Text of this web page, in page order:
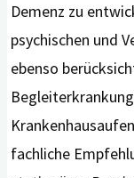
Demenz zu
psychischen und
ebenso
fachliche